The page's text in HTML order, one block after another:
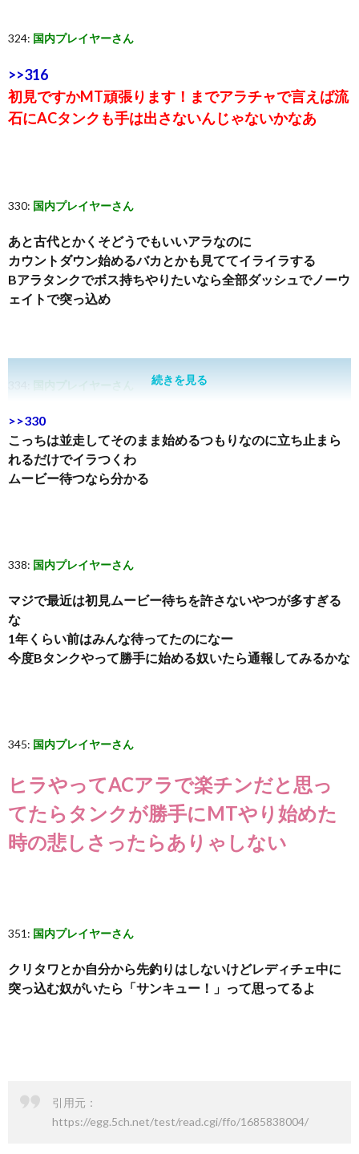
324: 国内プレイヤーさん
>>316
初見ですかMT頑張ります！までアラチャで言えば流
石にACタンクも手は出さないんじゃないかなあ
330: 国内プレイヤーさん
あと古代とかくそどうでもいいアラなのに
カウントダウン始めるバカとかも見ててイライラする
Bアラタンクでボス持ちやりたいなら全部ダッシュでノーウ
ェイトで突っ込め
334: 国内プレイヤーさん
>>330
こっちは並走してそのまま始めるつもりなのに立ち止まら
れるだけでイラつくわ
ムービー待つなら分かる
338: 国内プレイヤーさん
マジで最近は初見ムービー待ちを許さないやつが多すぎる
な
1年くらい前はみんな待ってたのになー
今度Bタンクやって勝手に始める奴いたら通報してみるかな
345: 国内プレイヤーさん
ヒラやってACアラで楽チンだと思っ
てたらタンクが勝手にMTやり始めた
時の悲しさったらありゃしない
351: 国内プレイヤーさん
クリタワとか自分から先釣りはしないけどレディチェ中に
突っ込む奴がいたら「サンキュー！」って思ってるよ
引用元：
https://egg.5ch.net/test/read.cgi/ffo/1685838004/
続きを見る